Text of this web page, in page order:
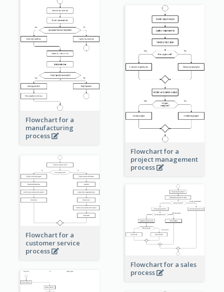
Flowchart for a
manufacturing
process
Flowchart for a
project management
process
Flowchart for a
customer service
process
Flowchart for a sales
process